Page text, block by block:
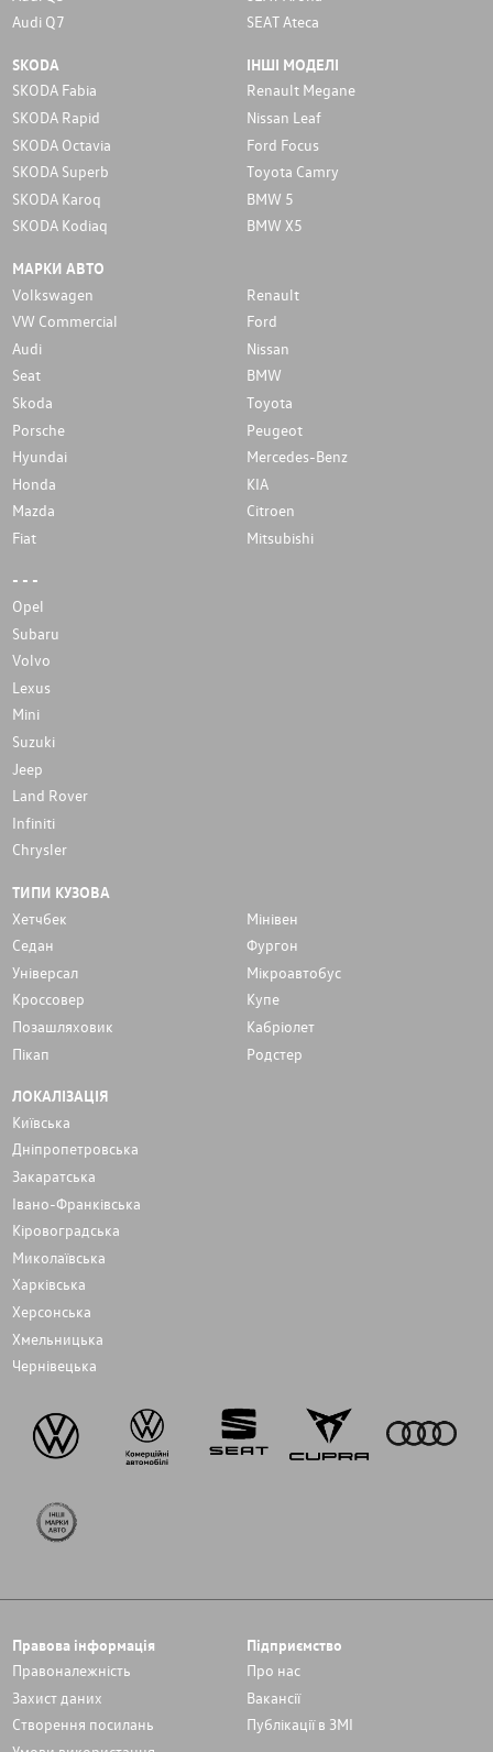
Audi Q7
SEAT Ateca
SKODA
SKODA Fabia
SKODA Rapid
SKODA Octavia
SKODA Superb
SKODA Karoq
SKODA Kodiaq
ІНШІ МОДЕЛІ
Renault Megane
Nissan Leaf
Ford Focus
Toyota Camry
BMW 5
BMW X5
МАРКИ АВТО
Volkswagen
Renault
VW Commercial
Ford
Audi
Nissan
Seat
BMW
Skoda
Toyota
Porsche
Peugeot
Hyundai
Mercedes-Benz
Honda
KIA
Mazda
Citroen
Fiat
Mitsubishi
- - -
Opel
Subaru
Volvo
Lexus
Mini
Suzuki
Jeep
Land Rover
Infiniti
Chrysler
ТИПИ КУЗОВА
Хетчбек
Мінівен
Седан
Фургон
Унiверсал
Мікроавтобус
Кроссовер
Купе
Позашляховик
Кабріолет
Пікап
Родстер
ЛОКАЛІЗАЦІЯ
Київська
Дніпропетровська
Закаратська
Івано-Франківська
Кіровоградська
Миколаївська
Харківська
Херсонська
Хмельницька
Чернівецька
Правова інформація
Правоналежність
Захист даних
Cтворення посилань
Підприємство
Про нас
Вакансії
Публікації в ЗМІ